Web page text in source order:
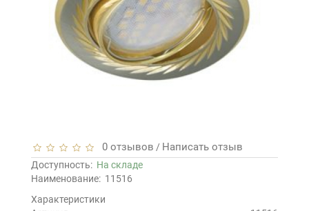
0 отзывов / Написать отзыв
Доступность: На складе
Наименование: 11516
Характеристики